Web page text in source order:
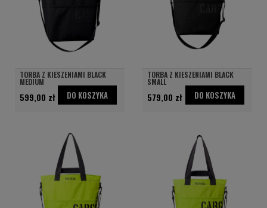
TORBA Z KIESZENIAMI BLACK
MEDIUM
599,00 zł DO KOSZYKA
TORBA Z KIESZENIAMI BLACK
SMALL
579,00 zł DO KOSZYKA